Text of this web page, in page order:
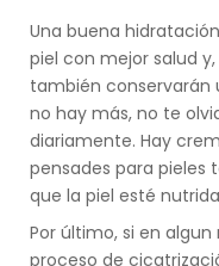
Una buena
piel con mejor salud
también conservarán
no hay más, no te
diariamente. Hay
pensades para pieles
que la piel esté
Por último, si en
proceso de